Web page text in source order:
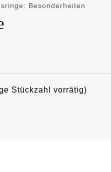
Besonderheiten
Stückzahl vorrätig)